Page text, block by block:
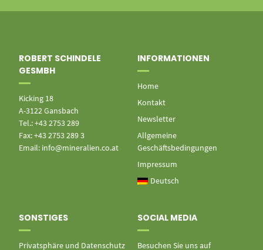
ROBERT SCHINDELE
GESMBH
Kicking 18
A-3122 Gansbach
Tel.: +43 2753 289
Fax: +43 2753 289 3
Email: info@mineralien.co.at
INFORMATIONEN
Home
Kontakt
Newsletter
Allgemeine
Geschäftsbedingungen
Impressum
Deutsch
SONSTIGES
Privatsphäre und Datenschutz
SOCIAL MEDIA
Besuchen Sie uns auf